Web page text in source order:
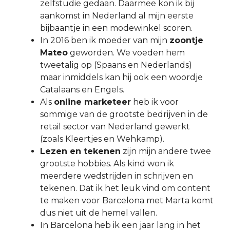
zelfstudie gedaan. Daarmee kon ik bij
aankomst in Nederland al mijn eerste
bijbaantje in een modewinkel scoren.
In 2016 ben ik moeder van mijn zoontje
Mateo geworden. We voeden hem
tweetalig op (Spaans en Nederlands)
maar inmiddels kan hij ook een woordje
Catalaans en Engels.
Als online marketeer heb ik voor
sommige van de grootste bedrijven in de
retail sector van Nederland gewerkt
(zoals Kleertjes en Wehkamp).
Lezen en tekenen zijn mijn andere twee
grootste hobbies. Als kind won ik
meerdere wedstrijden in schrijven en
tekenen. Dat ik het leuk vind om content
te maken voor Barcelona met Marta komt
dus niet uit de hemel vallen.
In Barcelona heb ik een jaar lang in het